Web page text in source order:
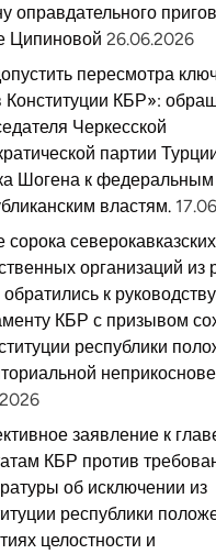
оправдательного
Ципиновой 26.06.2026
пересмотра
Конституции КБР»:
Черкесской
партии
Шогена к федеральным
властям.
сорока северокавказских
организаций из
обратились к
КБР с призывом
республики
заявление к
КБР против
об исключении из
республики
целостности и